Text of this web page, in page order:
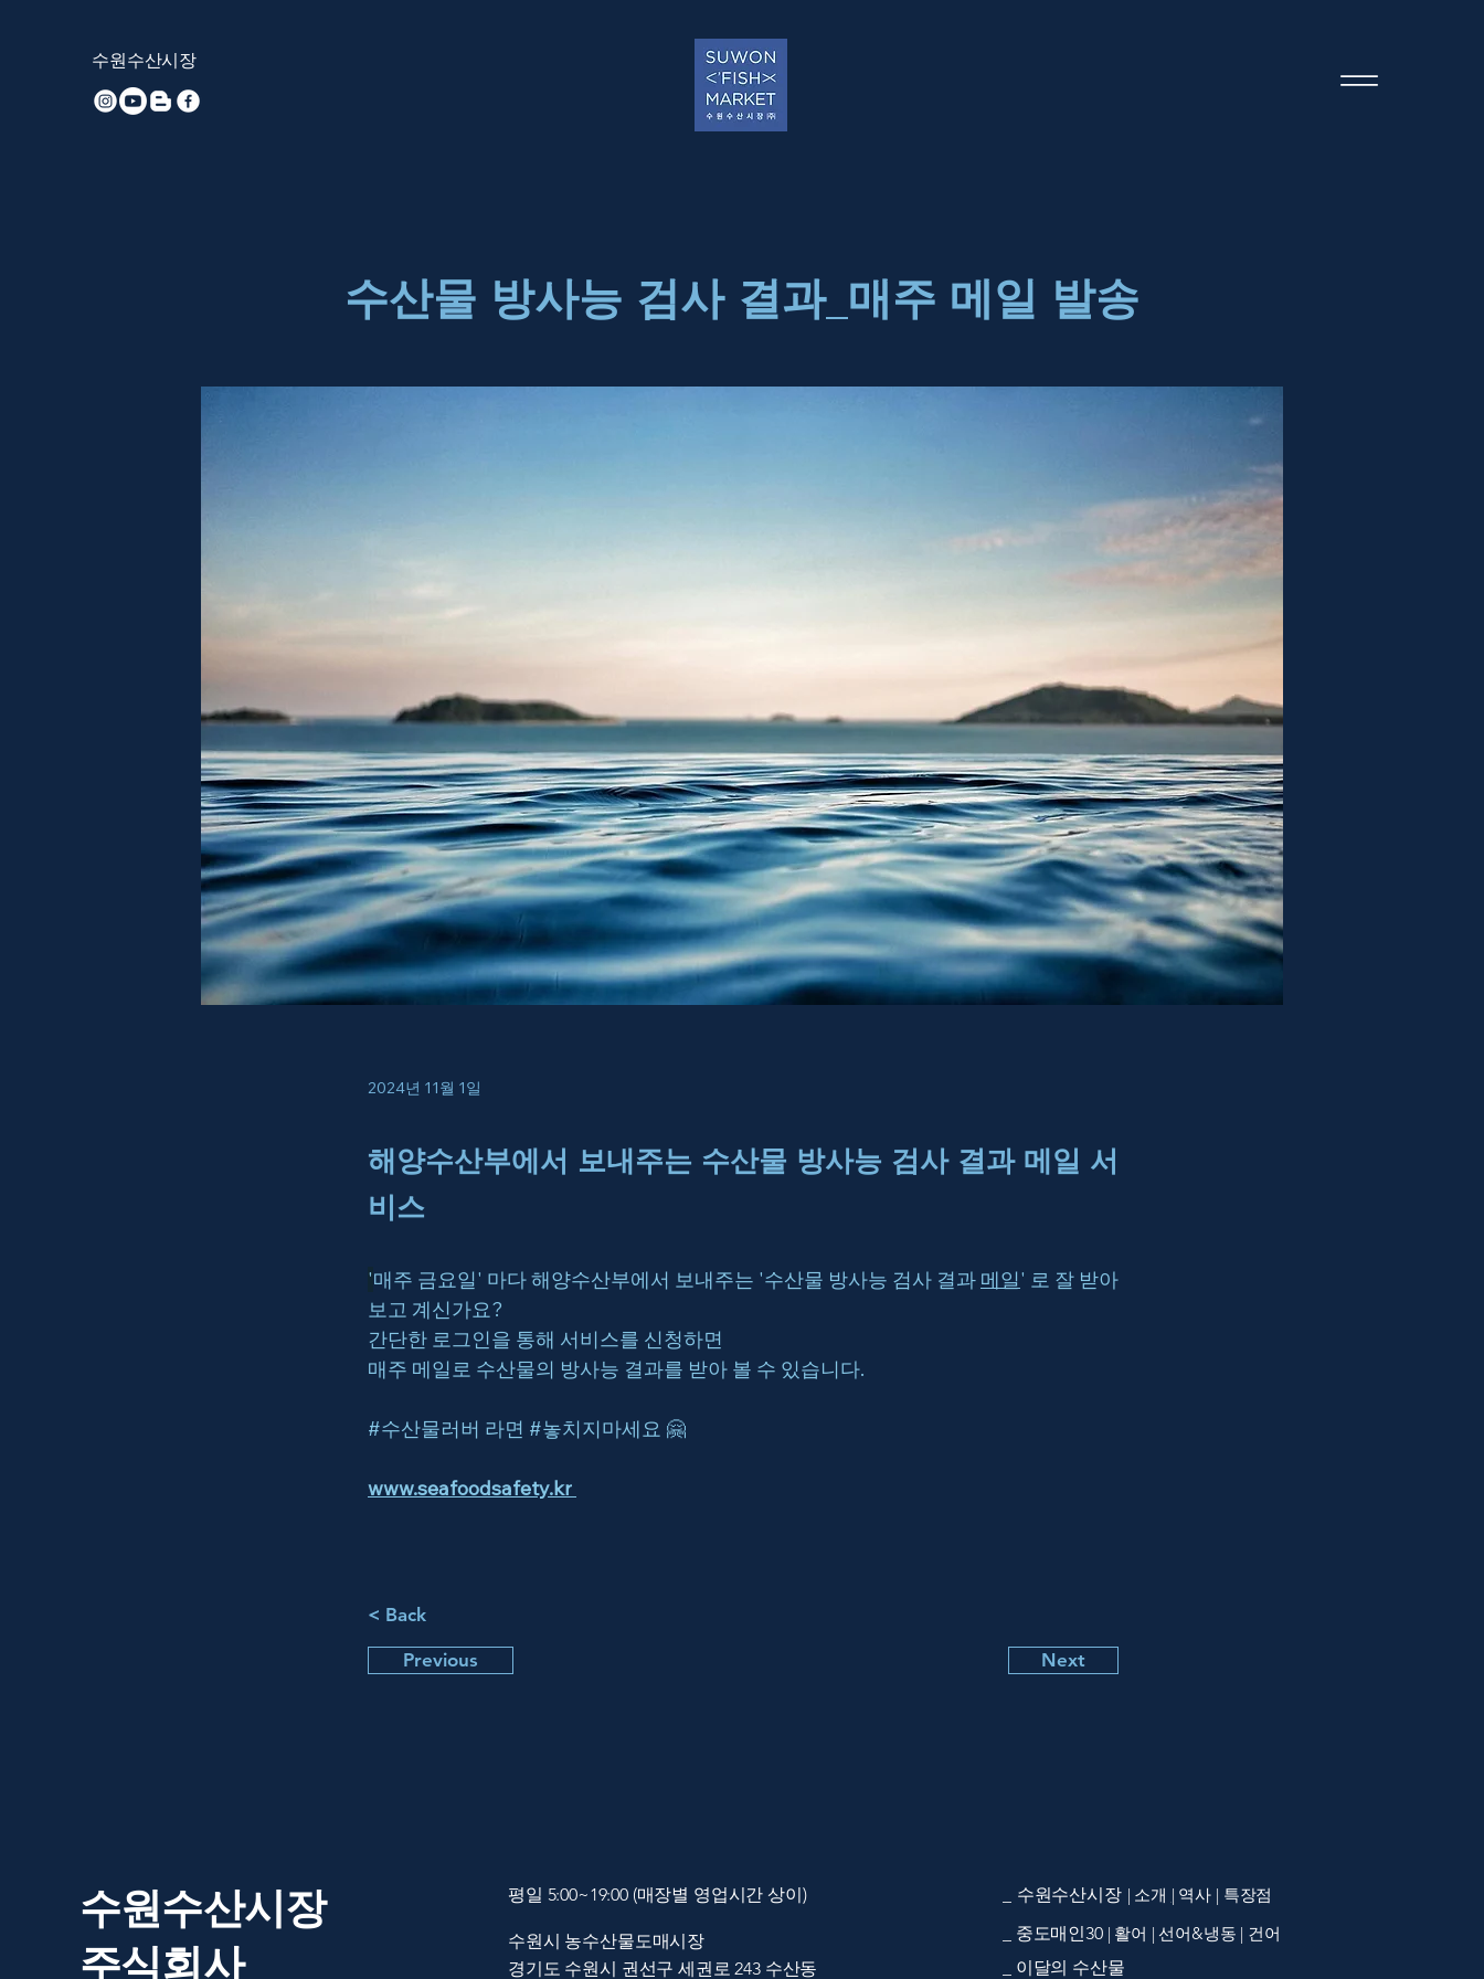
​수원수산시장
수산물 방사능 검사 결과_매주 메일 발송
2024년 11월 1일
해양수산부에서 보내주는 수산물 방사능 검사 결과 메일 서
비스
'매주 금요일' 마다 해양수산부에서 보내주는 '수산물 방사능 검사 결과 메일' 로 잘 받아
보고 계신가요?
간단한 로그인을 통해 서비스를 신청하면
매주 메일로 수산물의 방사능 결과를 받아 볼 수 있습니다.
#수산물러버 라면 #놓치지마세요 🤗
www.seafoodsafety.kr
< Back
Previous Next
수원수산시장
​주식회사
평일 5:00~19:00 (매장별 영업시간 상이)
수원시 농수산물도매시장
경기도 수원시 권선구 세권로 243 수산동
​_ 수원수산시장 | 소개 | 역사 | 특장점
_ 중도매인30 | 활어 | 선어&냉동 | 건어
_ 이달의 수산물